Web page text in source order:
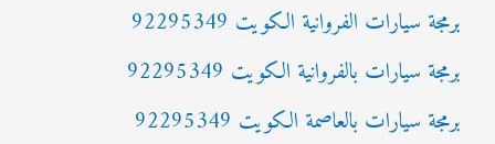
:برمجة سيارات الفروانية الكويت 92295349
برمجة سيارات بالفروانية الكويت 92295349
برمجة سيارات بالعاصمة الكويت 92295349